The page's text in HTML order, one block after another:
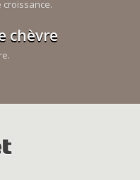
chèvre